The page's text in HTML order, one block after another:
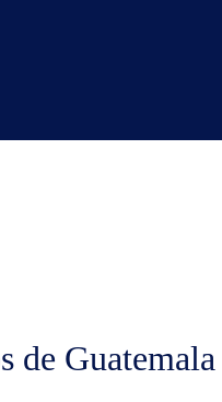
de Guatemala